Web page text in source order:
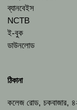
ব্যানবেইস
NCTB
ই-বুক
ডাউনলোড
ঠিকানা
কলেজ রোড, চকবাজার,